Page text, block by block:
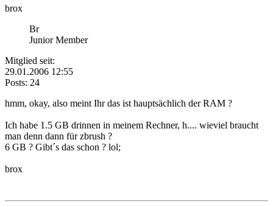
brox
Br
Junior Member
Mitglied seit:
29.01.2006 12:55
Posts: 24
hmm, okay, also meint Ihr das ist hauptsächlich der RAM ?
Ich habe 1.5 GB drinnen in meinem Rechner, h.... wieviel braucht
man denn dann für zbrush ?
6 GB ? Gibt´s das schon ? lol;
brox